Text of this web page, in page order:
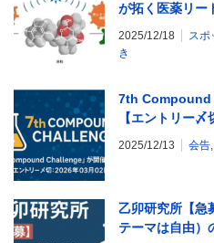
が拓く医薬リー
2025/12/18 スポ
き
7th Compound
【エントリー
え、”腕に覚え
2025/12/13 会告,
乙卯研究所【
テーマは自由）